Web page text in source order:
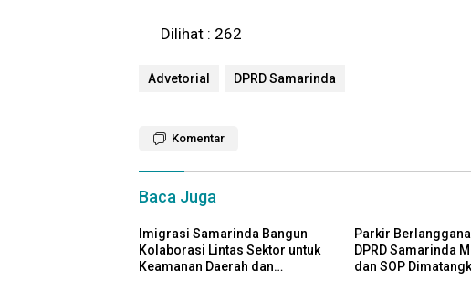
Dilihat : 262
Advetorial DPRD Samarinda
Komentar
Baca Juga
Imigrasi Samarinda Bangun
Kolaborasi Lintas Sektor untuk
Keamanan Daerah dan
Parkir
DPRD Samarinda
dan SOP